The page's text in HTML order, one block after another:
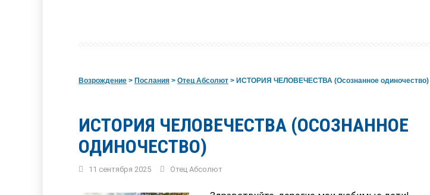
Возрождение > Послания > Отец Абсолют > ИСТОРИЯ ЧЕЛОВЕЧЕСТВА (Осознанное одиночество)
ИСТОРИЯ ЧЕЛОВЕЧЕСТВА (ОСОЗНАННОЕ
ОДИНОЧЕСТВО)
11 сентября 2025 Отец Абсолют